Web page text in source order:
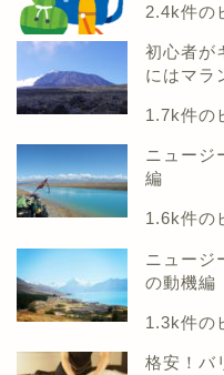
2.4k件の
初心者が
にはマラ
1.7k件の
ニュージ
編
1.6k件の
ニュージ
の動機編
1.3k件の
格安！バ